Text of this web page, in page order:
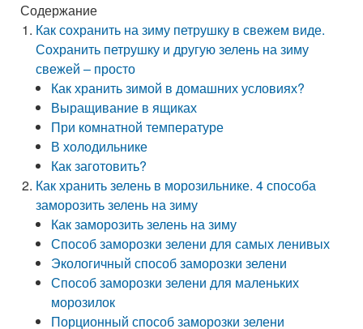
Содержание
Как сохранить на зиму петрушку в свежем виде.
Сохранить петрушку и другую зелень на зиму
свежей – просто
Как хранить зимой в домашних условиях?
Выращивание в ящиках
При комнатной температуре
В холодильнике
Как заготовить?
Как хранить зелень в морозильнике. 4 способа
заморозить зелень на зиму
Как заморозить зелень на зиму
Способ заморозки зелени для самых ленивых
Экологичный способ заморозки зелени
Способ заморозки зелени для маленьких
морозилок
Порционный способ заморозки зелени